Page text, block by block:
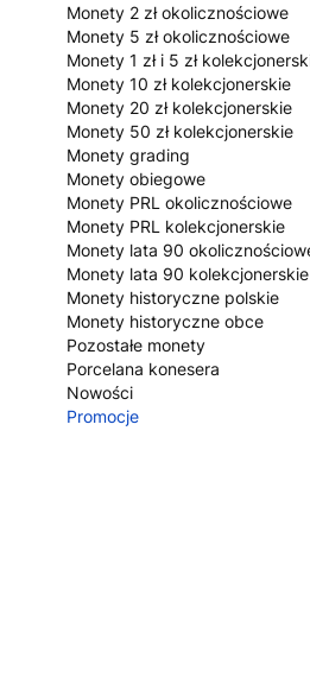
Monety 2 zł okolicznościowe
Monety 5 zł okolicznościowe
Monety 1 zł i 5 zł
Monety 10 zł kolekcjonerskie
Monety 20 zł kolekcjonerskie
Monety 50 zł kolekcjonerskie
Monety grading
Monety obiegowe
Monety PRL okolicznościowe
Monety PRL kolekcjonerskie
Monety lata 90
Monety lata 90 kolekcjonerskie
Monety historyczne polskie
Monety historyczne obce
Pozostałe monety
Porcelana konesera
Nowości
Promocje